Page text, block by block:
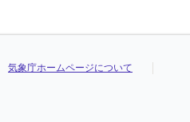
気象庁ホームページについて